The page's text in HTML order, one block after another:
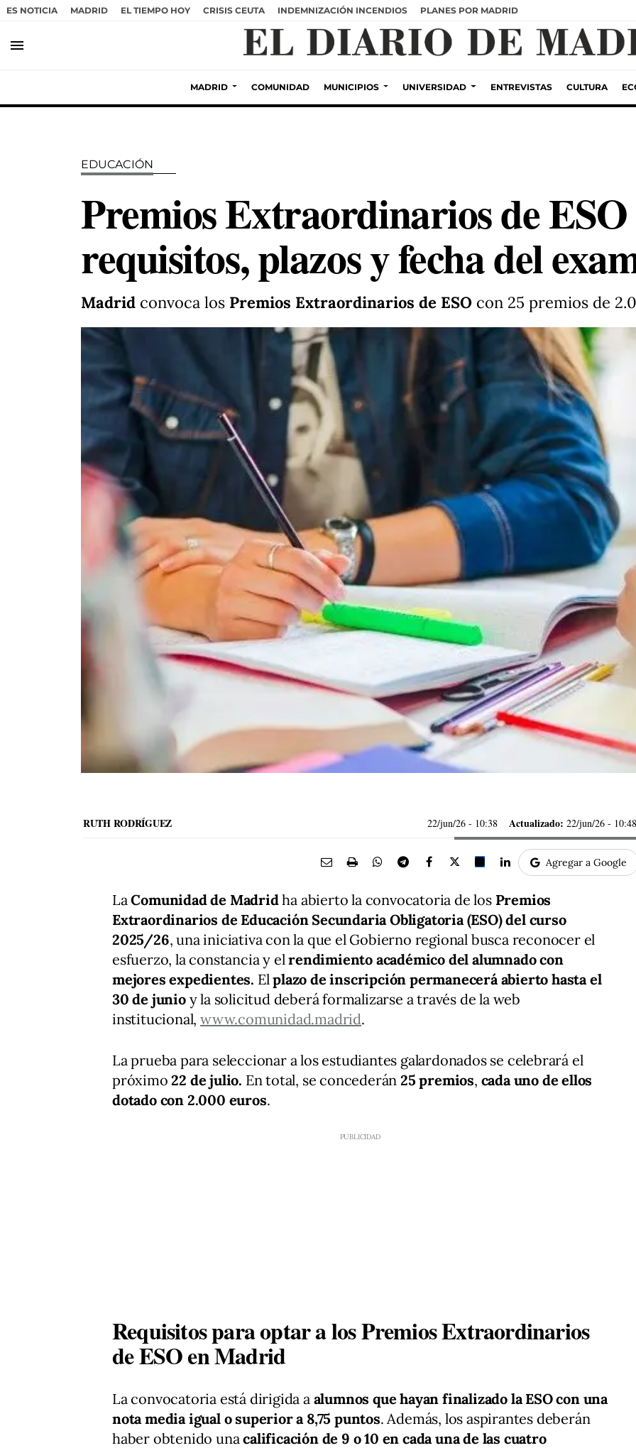
ES NOTICIA MADRID EL TIEMPO HOY CRISIS CEUTA INDEMNIZACIÓN INCENDIOS PLANES POR MADRID
menu
MADRID COMUNIDAD MUNICIPIOS UNIVERSIDAD ENTREVISTAS CULTURA
EDUCACIÓN
Premios Extraordinarios de
requisitos, plazos y fecha del
Madrid convoca los Premios Extraordinarios de ESO con 25 premios de
RUTH RODRÍGUEZ 22/jun/26 - 10:38 Actualizado: 22/jun/26 - 10:48
Agregar a Google
LaComunidad de Madridha abierto la convocatoria de los Premios
Extraordinarios de Educación Secundaria Obligatoria (ESO) del curso
2025/26, una iniciativa con la que el Gobierno regional busca reconocer el
esfuerzo, la constancia y elrendimiento académico del alumnado con
mejores expedientes. Elplazo de inscripción permanecerá abierto hasta el
30 de junioy la solicitud deberá formalizarse a través de la web
institucional,www.comunidad.madrid.
La prueba para seleccionar a los estudiantes galardonados se celebrará el
próximo22 de julio. En total, se concederán 25 premios, cada uno de ellos
dotado con 2.000 euros.
Requisitos para optar a los Premios Extraordinarios
de ESO en Madrid
La convocatoria está dirigida a alumnos que hayan finalizado la ESO con una
nota media igual o superior a 8,75 puntos. Además, los aspirantes deberán
haber obtenido unacalificación de 9 o 10 en cada una de las cuatro